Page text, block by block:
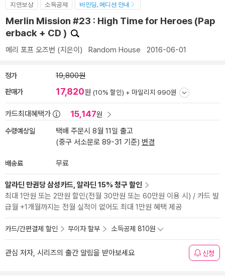
지연보상 소득공제 바인딩, 에디션 안내
Merlin Mission #23 : High Time for Heroes (Pap
erback + CD )
메리 포프 오즈번 (지은이) Random House 2016-06-01
정가 19,800원
판매가 17,820원 (10% 할인) + 마일리지 990원
카드최대혜택가 15,147원
수령예상일
택배 주문시 8월 11일 출고
(중구 서소문로 89-31 기준) 변경
배송료 무료
알라딘 만권당 삼성카드, 알라딘 15% 청구 할인
최대 1만원 또는 2만원 할인(전월 30만원 또는 60만원 이용 시) / 카드 발
급월 +1개월까지는 전월 실적이 없어도 최대 1만원 혜택 제공
카드/간편결제 할인 무이자 할부 소득공제 810원
관심 저자, 시리즈의 출간 알림을 받아보세요 신청